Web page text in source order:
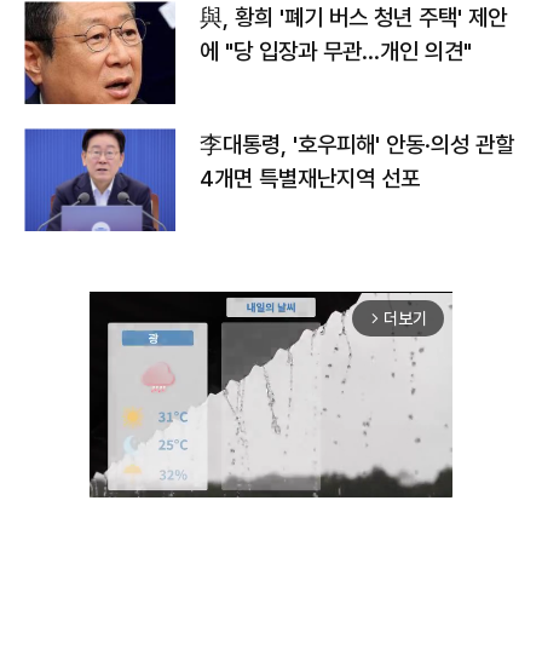
與, 황희 '폐기 버스 청년 주택' 제안
에 "당 입장과 무관…개인 의견"
李대통령, '호우피해' 안동·의성 관할
4개면 특별재난지역 선포
arrow_forward_ios 더보기